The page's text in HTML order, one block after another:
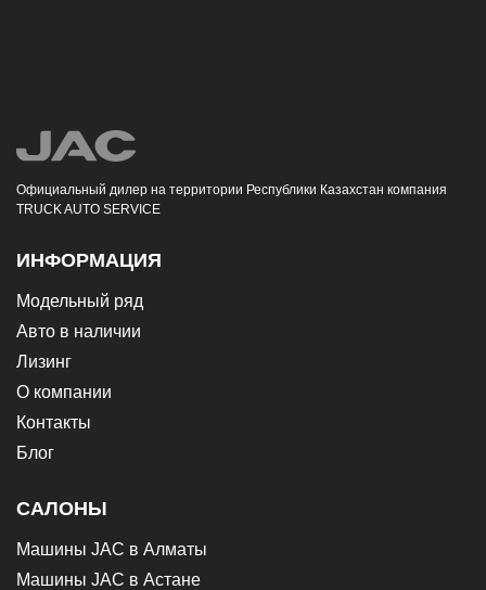
Официальный дилер на территории Республики Казахстан компания
TRUCK AUTO SERVICE
ИНФОРМАЦИЯ
Модельный ряд
Авто в наличии
Лизинг
О компании
Контакты
Блог
САЛОНЫ
Машины JAC в Алматы
Машины JAC в Астане